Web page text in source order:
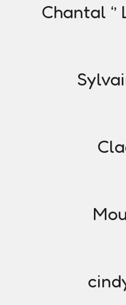
Chantal ‘’